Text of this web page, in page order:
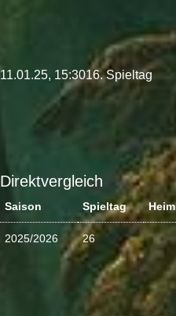
11.01.25, 15:3016. Spieltag
Direktvergleich
Saison Spieltag Heim
2025/2026 26